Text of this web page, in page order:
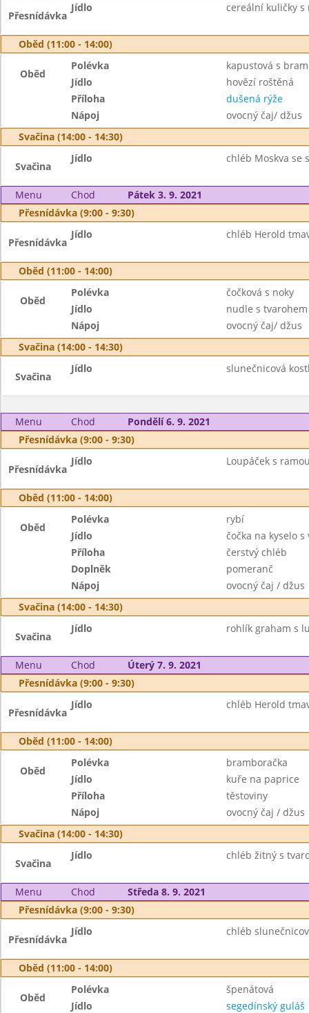
Přesnídávka
Jídlo cereální kuličky s
Oběd (11:00 - 14:00)
Oběd
Polévka
kapustová s
Jídlo
hovězí roštěná
Příloha
dušená rýže
Nápoj
ovocný čaj/ džus
Svačina (14:00 - 14:30)
Svačina
Jídlo chléb Moskva se
Menu Chod
Pátek 3. 9. 2021
Přesnídávka (9:00 - 9:30)
Přesnídávka
Jídlo chléb Herold
Oběd (11:00 - 14:00)
Oběd
Polévka
čočková s noky
Jídlo
nudle s
Nápoj
ovocný čaj/ džus
Svačina (14:00 - 14:30)
Svačina
Jídlo slunečnicová
Menu Chod
Pondělí 6. 9. 2021
Přesnídávka (9:00 - 9:30)
Přesnídávka
Jídlo Loupáček s
Oběd (11:00 - 14:00)
Oběd
Polévka
rybí
Jídlo
čočka na kyselo s
Příloha
čerstvý chléb
Doplněk
pomeranč
Nápoj
ovocný čaj / džus
Svačina (14:00 - 14:30)
Svačina
Jídlo rohlík graham s
Menu Chod
Úterý 7. 9. 2021
Přesnídávka (9:00 - 9:30)
Přesnídávka
Jídlo chléb Herold
Oběd (11:00 - 14:00)
Oběd
Polévka
bramboračka
Jídlo
kuře na paprice
Příloha
těstoviny
Nápoj
ovocný čaj / džus
Svačina (14:00 - 14:30)
Svačina
Jídlo chléb žitný s
Menu Chod
Středa 8. 9. 2021
Přesnídávka (9:00 - 9:30)
Přesnídávka
Jídlo chléb
Oběd (11:00 - 14:00)
Oběd
Polévka
špenátová
Jídlo
segedínský guláš